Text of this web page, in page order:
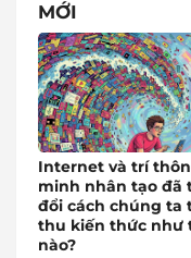
MỚI
Internet và trí
minh nhân tạo đã
đổi cách chúng ta
thu kiến thức như
nào?